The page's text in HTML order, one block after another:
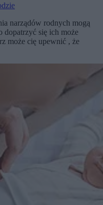
narządów rodnych mogą
dopatrzyć się ich może
może cię upewnić , że